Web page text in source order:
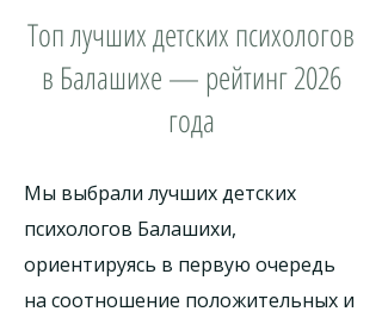
Топ лучших детских психологов
в Балашихе — рейтинг 2026
года
Мы выбрали лучших детских
психологов Балашихи,
ориентируясь в первую очередь
на соотношение положительных и